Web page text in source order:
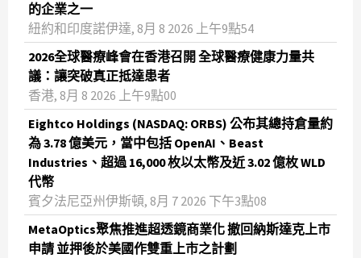
的企業之一
紐約和印度諾伊達, 8月 8 2026 上午9點54
2026全球醫療峰會在香港召開 全球醫療健康力量共
議：讓突破真正抵達患者
香港, 8月 8 2026 上午9點00
Eightco Holdings (NASDAQ: ORBS) 公布其總持倉量約
為 3.78 億美元，當中包括 OpenAI、Beast
Industries、超過 16,000 枚以太幣及近 3.02 億枚 WLD
代幣
賓夕法尼亞州伊斯頓, 8月 7 2026 下午3點08
MetaOptics聚焦推進超透鏡商業化 撤回納斯達克上市
申請 並押後於美國作雙重上市之計劃